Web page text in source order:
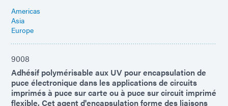
Americas
Asia
Europe
9008
Adhésif polymérisable aux UV pour encapsulation de
puce électronique dans les applications de circuits
imprimés à puce sur carte ou à puce sur circuit imprimé
flexible. Cet agent d'encapsulation forme des liaisons